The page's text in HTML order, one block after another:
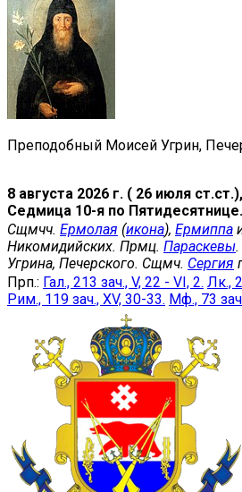
Преподобный Моисей Угрин,
8 августа 2026 г. ( 26 июля
Седмица 10-я по Пятидесятнице.
Сщмчч. Ермолая (икона), Ермиппа
Никомидийских. Прмц. Параскевы
Угрина, Печерского. Сщмч. Сергия
Прп.: Гал., 213 зач., V, 22 - VI, 2. Лк.,
Рим., 119 зач., XV, 30-33. Мф., 73